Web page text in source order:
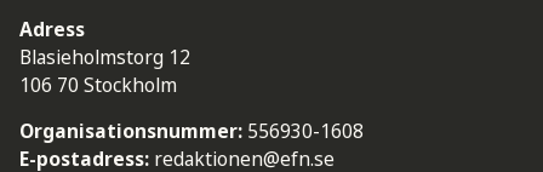
Adress
Blasieholmstorg 12
106 70 Stockholm
Organisationsnummer: 556930-1608
E-postadress: redaktionen@efn.se